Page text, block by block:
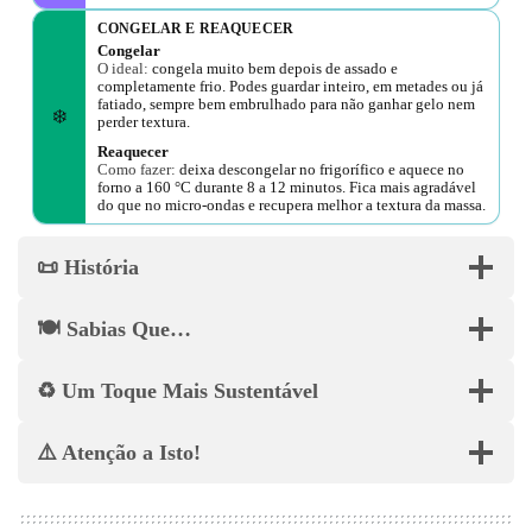
❄️
CONGELAR E REAQUECER
Congelar
O ideal: congela muito bem depois de assado e
completamente frio. Podes guardar inteiro, em metades ou já
fatiado, sempre bem embrulhado para não ganhar gelo nem
perder textura.
Reaquecer
Como fazer: deixa descongelar no frigorífico e aquece no
forno a 160 °C durante 8 a 12 minutos. Fica mais agradável
do que no micro-ondas e recupera melhor a textura da massa.
📜 História
🍽️ Sabias Que…
♻️ Um Toque Mais Sustentável
⚠️ Atenção a Isto!